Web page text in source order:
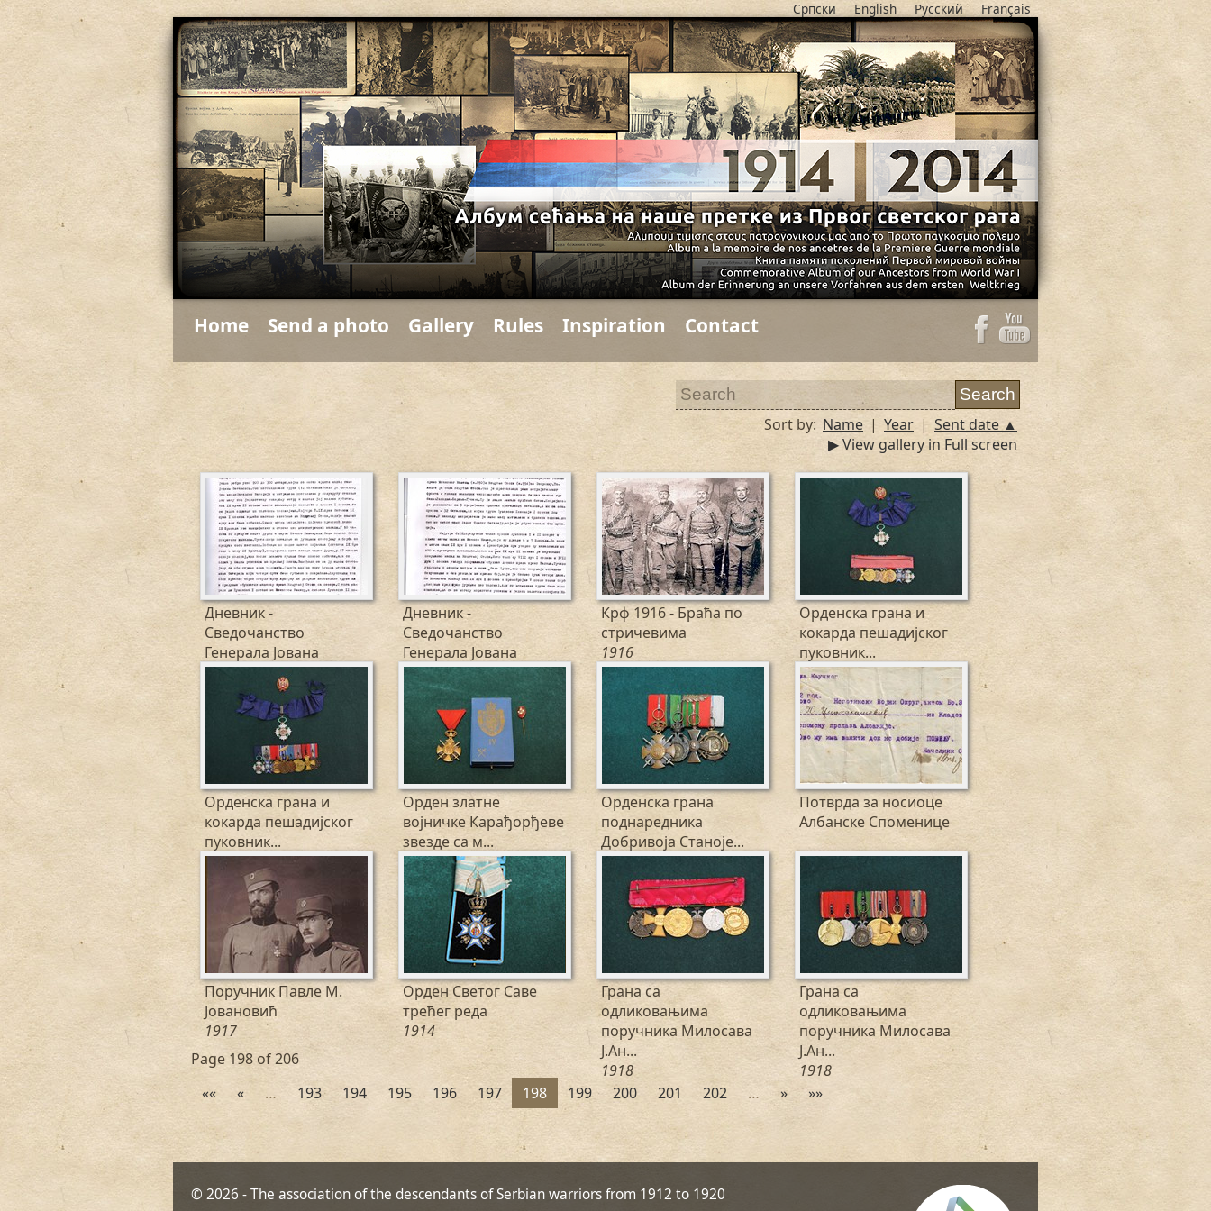
Српски English Русский Français
Home Send a photo Gallery Rules Inspiration Contact
Sort by: Name | Year | Sent date ▲
▶ View gallery in Full screen
Дневник -
Сведочанство
Генерала Јована
П.Река...
Дневник -
Сведочанство
Генерала Јована
П.Река...
Крф 1916 - Браћа по
стричевима
1916
Орденска грана и
кокарда пешадијског
пуковник...
1918
Орденска грана и
кокарда пешадијског
пуковник...
1918
Орден златне
војничке Карађорђеве
звезде са м...
1917
Орденска грана
поднаредника
Добривоја Станоје...
1918
Потврда за носиоце
Албанске Споменице
Поручник Павле М.
Јовановић
1917
Орден Светог Саве
трећег реда
1914
Грана са
одликовањима
поручника Милосава
Ј.Ан...
1918
Грана са
одликовањима
поручника Милосава
Ј.Ан...
1918
Page 198 of 206
««
« … 193 194 195 196 197 198 199 200 201 202 … » »»
© 2026 - The association of the descendants of Serbian warriors from 1912 to 1920